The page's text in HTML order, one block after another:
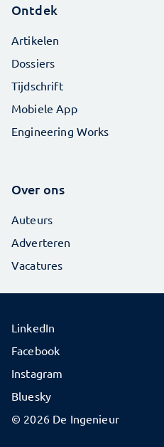
Ontdek
Artikelen
Dossiers
Tijdschrift
Mobiele App
Engineering Works
Over ons
Auteurs
Adverteren
Vacatures
© 2026 De Ingenieur
LinkedIn
Facebook
Instagram
Bluesky